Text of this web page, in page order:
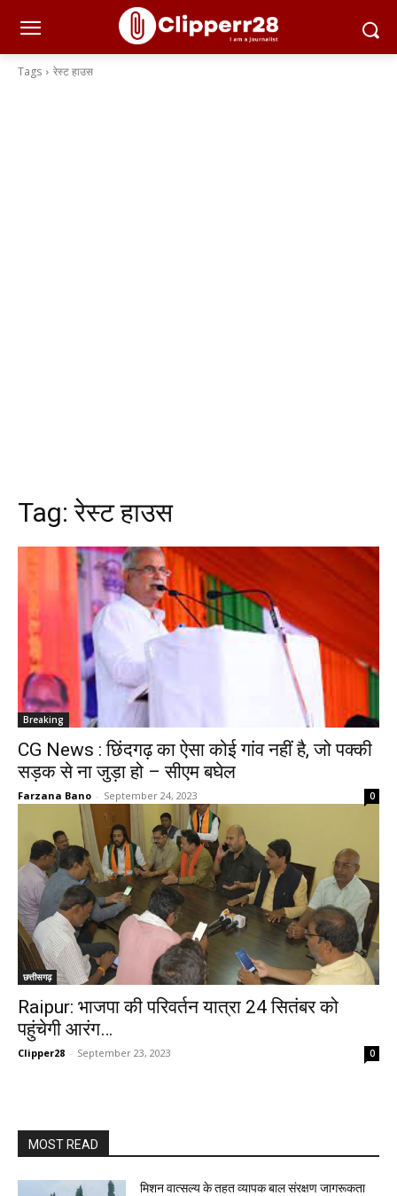
Tags रेस्ट हाउस
Tag:रेस्ट हाउस
Breaking
CG News : छिंदगढ़ का ऐसा कोई गांव नहीं है, जो पक्की
सड़क से ना जुड़ा हो – सीएम बघेल
Farzana Bano - September 24, 2023 0
छत्तीसगढ़
Raipur: भाजपा की परिवर्तन यात्रा 24 सितंबर को
पहुंचेगी आरंग…
Clipper28 - September 23, 2023 0
MOST READ
मिशन वात्सल्य के तहत व्यापक बाल संरक्षण जागरूकता